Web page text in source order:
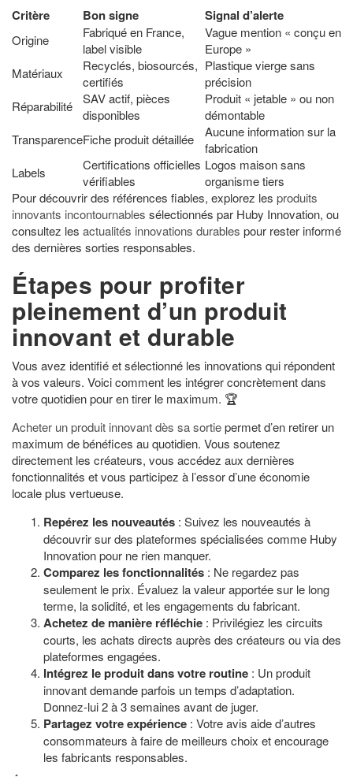
Critère Bon signe Signal d’alerte
Origine
Fabriqué en France,
label visible
Vague mention « conçu en
Europe »
Matériaux
Recyclés, biosourcés,
certifiés
Plastique vierge sans
précision
Réparabilité
SAV actif, pièces
disponibles
Produit « jetable » ou non
démontable
TransparenceFiche produit détaillée
Aucune information sur la
fabrication
Labels
Certifications officielles
vérifiables
Logos maison sans
organisme tiers
Pour découvrir des références fiables, explorez les produits
innovants incontournables sélectionnés par Huby Innovation, ou
consultez les actualités innovations durables pour rester informé
des dernières sorties responsables.
Étapes pour profiter
pleinement d’un produit
innovant et durable
Vous avez identifié et sélectionné les innovations qui répondent
à vos valeurs. Voici comment les intégrer concrètement dans
votre quotidien pour en tirer le maximum. 🏆
Acheter un produit innovant dès sa sortiepermet d’en retirer un
maximum de bénéfices au quotidien. Vous soutenez
directement les créateurs, vous accédez aux dernières
fonctionnalités et vous participez à l’essor d’une économie
locale plus vertueuse.
Repérez les nouveautés : Suivez les nouveautés à
découvrir sur des plateformes spécialisées comme Huby
Innovation pour ne rien manquer.
Comparez les fonctionnalités : Ne regardez pas
seulement le prix. Évaluez la valeur apportée sur le long
terme, la solidité, et les engagements du fabricant.
Achetez de manière réfléchie : Privilégiez les circuits
courts, les achats directs auprès des créateurs ou via des
plateformes engagées.
Intégrez le produit dans votre routine : Un produit
innovant demande parfois un temps d’adaptation.
Donnez-lui 2 à 3 semaines avant de juger.
Partagez votre expérience : Votre avis aide d’autres
consommateurs à faire de meilleurs choix et encourage
les fabricants responsables.